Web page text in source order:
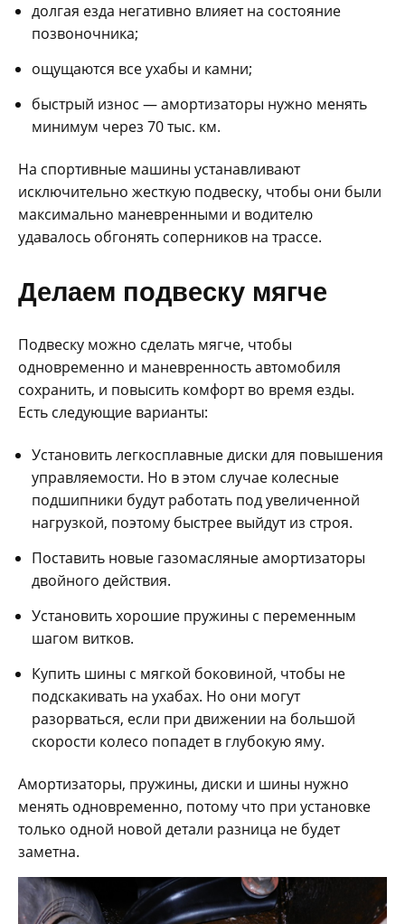
долгая езда негативно влияет на состояние
позвоночника;
ощущаются все ухабы и камни;
быстрый износ — амортизаторы нужно менять
минимум через 70 тыс. км.
На спортивные машины устанавливают
исключительно жесткую подвеску, чтобы они были
максимально маневренными и водителю
удавалось обгонять соперников на трассе.
Делаем подвеску мягче
Подвеску можно сделать мягче, чтобы
одновременно и маневренность автомобиля
сохранить, и повысить комфорт во время езды.
Есть следующие варианты:
Установить легкосплавные диски для повышения
управляемости. Но в этом случае колесные
подшипники будут работать под увеличенной
нагрузкой, поэтому быстрее выйдут из строя.
Поставить новые газомасляные амортизаторы
двойного действия.
Установить хорошие пружины с переменным
шагом витков.
Купить шины с мягкой боковиной, чтобы не
подскакивать на ухабах. Но они могут
разорваться, если при движении на большой
скорости колесо попадет в глубокую яму.
Амортизаторы, пружины, диски и шины нужно
менять одновременно, потому что при установке
только одной новой детали разница не будет
заметна.